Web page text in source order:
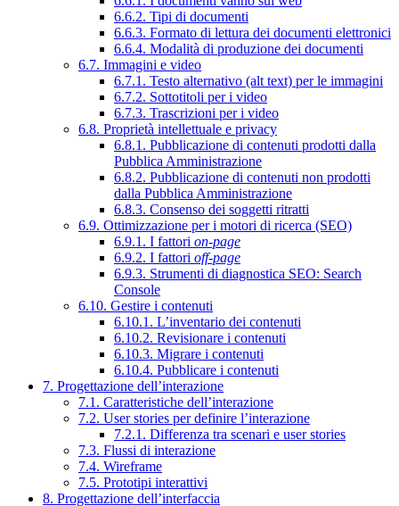
6.6.2. Tipi di documenti
6.6.3. Formato di lettura dei documenti elettronici
6.6.4. Modalità di produzione dei documenti
6.7. Immagini e video
6.7.1. Testo alternativo (alt text) per le immagini
6.7.2. Sottotitoli per i video
6.7.3. Trascrizioni per i video
6.8. Proprietà intellettuale e privacy
6.8.1. Pubblicazione di contenuti prodotti dalla
Pubblica Amministrazione
6.8.2. Pubblicazione di contenuti non prodotti
dalla Pubblica Amministrazione
6.8.3. Consenso dei soggetti ritratti
6.9. Ottimizzazione per i motori di ricerca (SEO)
6.9.1. I fattori on-page
6.9.2. I fattori off-page
6.9.3. Strumenti di diagnostica SEO: Search
Console
6.10. Gestire i contenuti
6.10.1. L’inventario dei contenuti
6.10.2. Revisionare i contenuti
6.10.3. Migrare i contenuti
6.10.4. Pubblicare i contenuti
7. Progettazione dell’interazione
7.1. Caratteristiche dell’interazione
7.2. User stories per definire l’interazione
7.2.1. Differenza tra scenari e user stories
7.3. Flussi di interazione
7.4. Wireframe
7.5. Prototipi interattivi
8. Progettazione dell’interfaccia